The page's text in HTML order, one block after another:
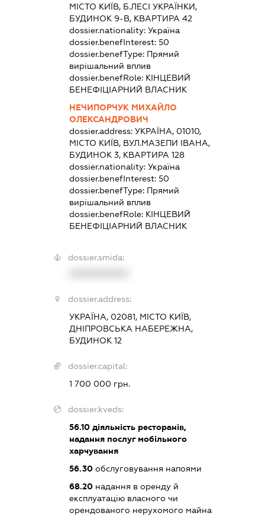
МІСТО КИЇВ, Б.ЛЕСІ УКРАЇНКИ,
БУДИНОК 9-В, КВАРТИРА 42
dossier.nationality:Україна
dossier.benefInterest:50
dossier.benefType: Прямий
вирішальний вплив
dossier.benefRole: КІНЦЕВИЙ
БЕНЕФІЦІАРНИЙ ВЛАСНИК
НЕЧИПОРЧУК МИХАЙЛО
ОЛЕКСАНДРОВИЧ
dossier.address:УКРАЇНА, 01010,
МІСТО КИЇВ, ВУЛ.МАЗЕПИ ІВАНА,
БУДИНОК 3, КВАРТИРА 128
dossier.nationality:Україна
dossier.benefInterest:50
dossier.benefType: Прямий
вирішальний вплив
dossier.benefRole: КІНЦЕВИЙ
БЕНЕФІЦІАРНИЙ ВЛАСНИК
dossier.smida:
dossier.address:
УКРАЇНА, 02081, МІСТО КИЇВ,
ДНІПРОВСЬКА НАБЕРЕЖНА,
БУДИНОК 12
dossier.capital:
1 700 000 грн.
dossier.kveds:
56.10 діяльність ресторанів,
надання послуг мобільного
харчування
56.30 обслуговування напоями
68.20 надання в оренду й
експлуатацію власного чи
орендованого нерухомого майна